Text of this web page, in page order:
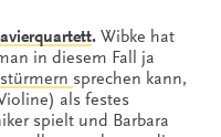
. Wibke hat
in diesem Fall ja
sprechen kann,
als festes
spielt und Barbara